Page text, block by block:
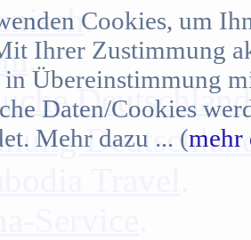
.
.
Deutschland
Cookies, um
Ihrer Zustimmung
in Übereinstimmung
Daten/Cookies
Mehr dazu ... (mehr